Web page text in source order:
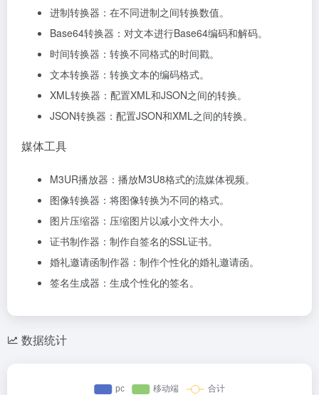
进制转换器：在不同进制之间转换数值。
Base64转换器：对文本进行Base64编码和解码。
时间转换器：转换不同格式的时间戳。
文本转换器：转换文本的编码格式。
XML转换器：配置XML和JSON之间的转换。
JSON转换器：配置JSON和XML之间的转换。
媒体工具
M3UR播放器：播放M3U8格式的流媒体视频。
图像转换器：将图像转换为不同的格式。
图片压缩器：压缩图片以减小文件大小。
证书制作器：制作自签名的SSL证书。
婚礼邀请函制作器：制作个性化的婚礼邀请函。
签名生成器：生成个性化的签名。
数据统计